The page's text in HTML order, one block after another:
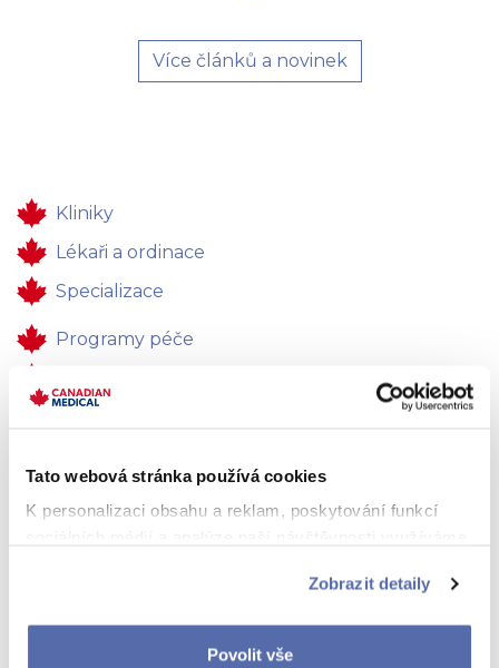
Tato webová stránka používá cookies
K personalizaci obsahu a reklam, poskytování funkcí
sdílíme se svými partnery pro sociální média, inzerci a
dalšími informacemi, které jste jim poskytli nebo které
Zobrazit detaily
Povolit vše
Více článků a novinek
Kliniky
Lékaři a ordinace
Specializace
Programy péče
Kontakty
Zpětná vazba